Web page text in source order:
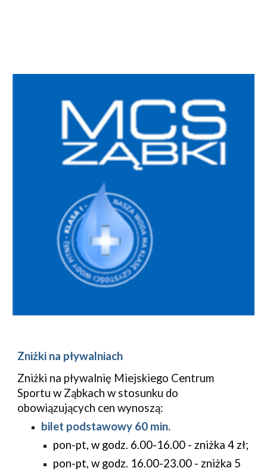
Zniżki na pływalniach
Zniżki na pływalnię Miejskiego Centrum
Sportu w Ząbkach w stosunku do
obowiązujących cen wynoszą:
bilet podstawowy 60 min.
pon-pt, w godz. 6.00-16.00 - zniżka 4 zł;
pon-pt, w godz. 16.00-23.00 - zniżka 5